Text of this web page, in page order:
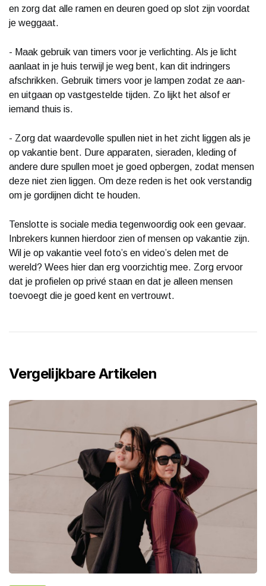
en zorg dat alle ramen en deuren goed op slot zijn voordat
je weggaat.
- Maak gebruik van timers voor je verlichting. Als je licht
aanlaat in je huis terwijl je weg bent, kan dit indringers
afschrikken. Gebruik timers voor je lampen zodat ze aan-
en uitgaan op vastgestelde tijden. Zo lijkt het alsof er
iemand thuis is.
- Zorg dat waardevolle spullen niet in het zicht liggen als je
op vakantie bent. Dure apparaten, sieraden, kleding of
andere dure spullen moet je goed opbergen, zodat mensen
deze niet zien liggen. Om deze reden is het ook verstandig
om je gordijnen dicht te houden.
Tenslotte is sociale media tegenwoordig ook een gevaar.
Inbrekers kunnen hierdoor zien of mensen op vakantie zijn.
Wil je op vakantie veel foto’s en video’s delen met de
wereld? Wees hier dan erg voorzichtig mee. Zorg ervoor
dat je profielen op privé staan en dat je alleen mensen
toevoegt die je goed kent en vertrouwt.
Vergelijkbare Artikelen